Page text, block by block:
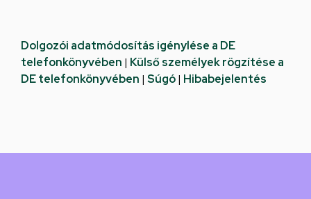
Dolgozói adatmódosítás igénylése a DE
telefonkönyvében | Külső személyek rögzítése a
DE telefonkönyvében | Súgó| Hibabejelentés